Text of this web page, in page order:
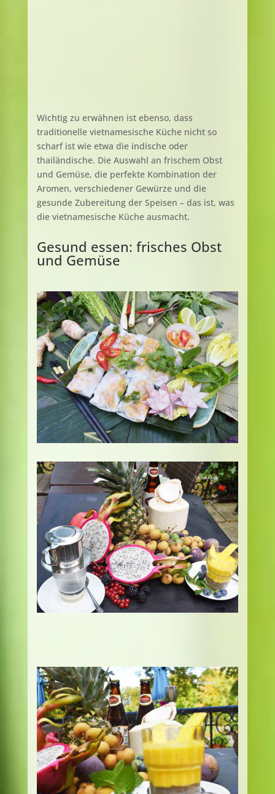
Wichtig zu erwähnen ist ebenso, dass
traditionelle vietnamesische Küche nicht so
scharf ist wie etwa die indische oder
thailändische. Die Auswahl an frischem Obst
und Gemüse, die perfekte Kombination der
Aromen, verschiedener Gewürze und die
gesunde Zubereitung der Speisen – das ist, was
die vietnamesische Küche ausmacht.
Gesund essen: frisches Obst
und Gemüse